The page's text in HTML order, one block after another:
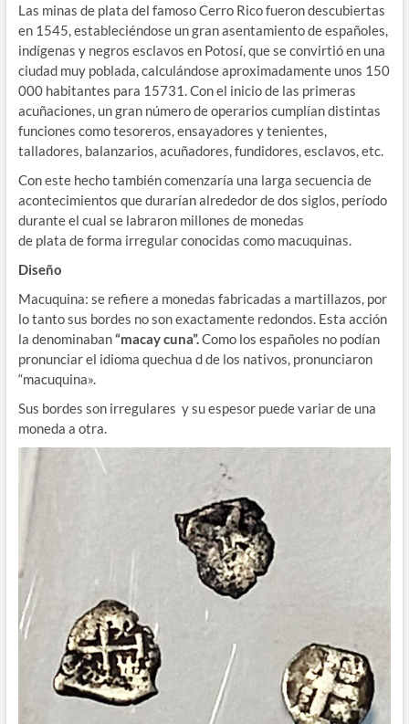
Las minas de plata del famoso Cerro Rico fueron descubiertas
en 1545, estableciéndose un gran asentamiento de españoles,
indígenas y negros esclavos en Potosí, que se convirtió en una
ciudad muy poblada, calculándose aproximadamente unos 150
000 habitantes para 15731. Con el inicio de las primeras
acuñaciones, un gran número de operarios cumplían distintas
funciones como tesoreros, ensayadores y tenientes,
talladores, balanzarios, acuñadores, fundidores, esclavos, etc.
Con este hecho también comenzaría una larga secuencia de
acontecimientos que durarían alrededor de dos siglos, período
durante el cual se labraron millones de monedas
de plata de forma irregular conocidas como macuquinas.
Diseño
Macuquina: se refiere a monedas fabricadas a martillazos, por
lo tanto sus bordes no son exactamente redondos. Esta acción
la denominaban“macay cuna”.Como los españoles no podían
pronunciar el idioma quechua d de los nativos, pronunciaron
“macuquina».
Sus bordes son irregulares y su espesor puede variar de una
moneda a otra.